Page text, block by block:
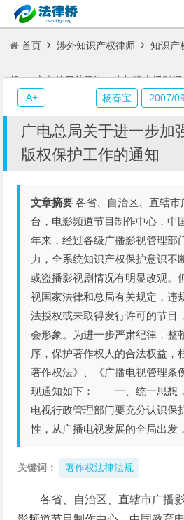
首页 涉外知识产权律师 知识产
规 广电总局关于进一步加强广播影
广电总局关于进一步加
版权保护工作的通知
文章摘要 各省、自治区、直辖
台，电影频道节目制作中心，
年来，经过各级广播影视管理部
力，全系统知识产权保护意识不
或盗播影视剧情况有明显改观。
视国家法律和总局有关规定，违
法授权或未取得发行许可的节目
会形象。为进一步严肃纪律，整
序，保护著作权人的合法权益，
著作权法》、《广播电视管理条
现通知如下： 一、统一思想
电视行政管理部门要充分认识保
性，从广播电视发展的全局出发
关键词： 著作权法律法规
各省、自治区、直辖市广播
杨春宝 2007/
A+